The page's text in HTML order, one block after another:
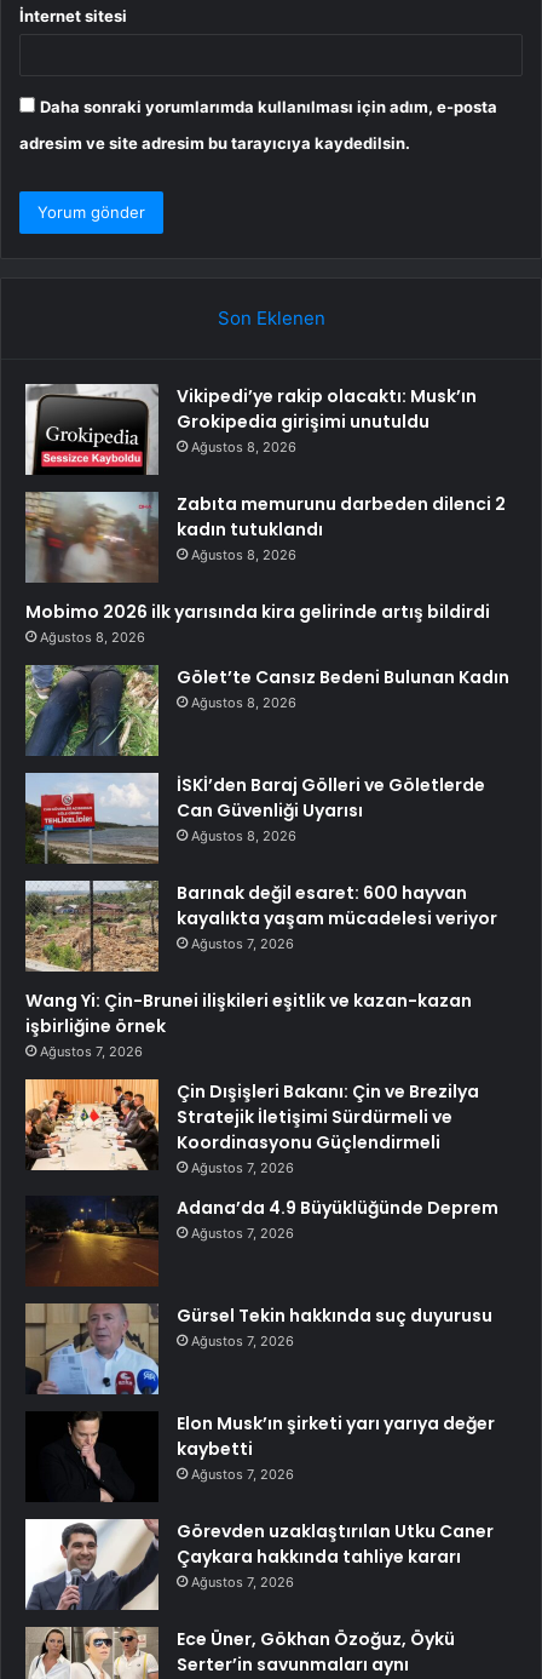
İnternet sitesi
Daha sonraki yorumlarımda kullanılması için adım, e-posta
adresim ve site adresim bu tarayıcıya kaydedilsin.
Son Eklenen
Vikipedi’ye rakip olacaktı: Musk’ın
Grokipedia girişimi unutuldu
Ağustos 8, 2026
Zabıta memurunu darbeden dilenci 2
kadın tutuklandı
Ağustos 8, 2026
Mobimo 2026 ilk yarısında kira gelirinde artış bildirdi
Ağustos 8, 2026
Gölet’te Cansız Bedeni Bulunan Kadın
Ağustos 8, 2026
İSKİ’den Baraj Gölleri ve Göletlerde
Can Güvenliği Uyarısı
Ağustos 8, 2026
Barınak değil esaret: 600 hayvan
kayalıkta yaşam mücadelesi veriyor
Ağustos 7, 2026
Wang Yi: Çin-Brunei ilişkileri eşitlik ve kazan-kazan
işbirliğine örnek
Ağustos 7, 2026
Çin Dışişleri Bakanı: Çin ve Brezilya
Stratejik İletişimi Sürdürmeli ve
Koordinasyonu Güçlendirmeli
Ağustos 7, 2026
Adana’da 4.9 Büyüklüğünde Deprem
Ağustos 7, 2026
Gürsel Tekin hakkında suç duyurusu
Ağustos 7, 2026
Elon Musk’ın şirketi yarı yarıya değer
kaybetti
Ağustos 7, 2026
Görevden uzaklaştırılan Utku Caner
Çaykara hakkında tahliye kararı
Ağustos 7, 2026
Ece Üner, Gökhan Özoğuz, Öykü
Serter’in savunmaları aynı